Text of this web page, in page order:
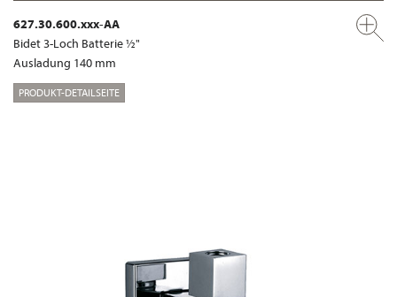
627.30.600.xxx-AA
Bidet 3-Loch Batterie ½"
Ausladung 140 mm
PRODUKT-DETAILSEITE